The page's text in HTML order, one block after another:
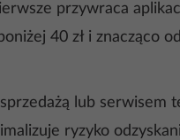
przywraca
40 zł i znacząco
lub
ryzyko